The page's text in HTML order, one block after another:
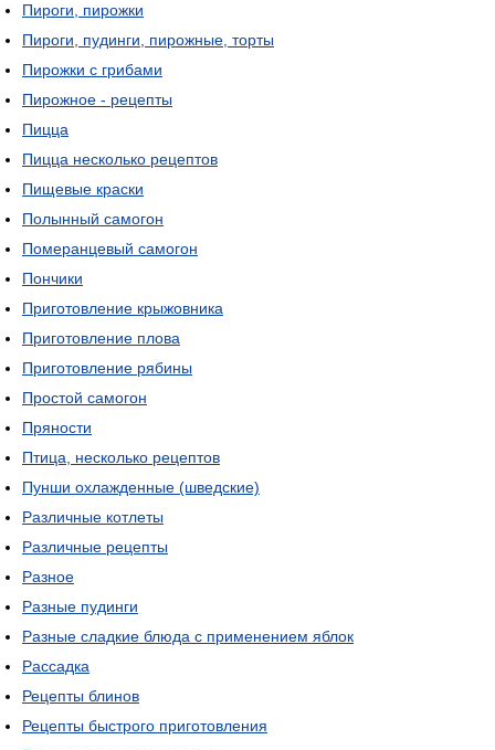
Пироги, пирожки
Пироги, пудинги, пирожные, торты
Пирожки с грибами
Пирожное - рецепты
Пицца
Пицца несколько рецептов
Пищевые краски
Полынный самогон
Померанцевый самогон
Пончики
Приготовление крыжовника
Приготовление плова
Приготовление рябины
Простой самогон
Пряности
Птица, несколько рецептов
Пунши охлажденные (шведские)
Различные котлеты
Различные рецепты
Разное
Разные пудинги
Разные сладкие блюда с применением яблок
Рассадка
Рецепты блинов
Рецепты быстрого приготовления